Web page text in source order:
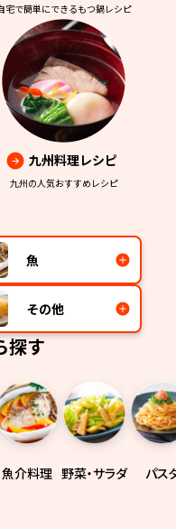
宅で簡単にできるもつ鍋レシピ
九州料理レシピ
九州の人気おすすめレシピ
魚
その他
探す
魚介料理 野菜・サラダ パス